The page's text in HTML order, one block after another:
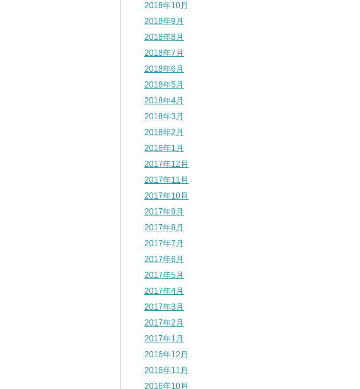
2018年10月
2018年9月
2018年8月
2018年7月
2018年6月
2018年5月
2018年4月
2018年3月
2018年2月
2018年1月
2017年12月
2017年11月
2017年10月
2017年9月
2017年8月
2017年7月
2017年6月
2017年5月
2017年4月
2017年3月
2017年2月
2017年1月
2016年12月
2016年11月
2016年10月